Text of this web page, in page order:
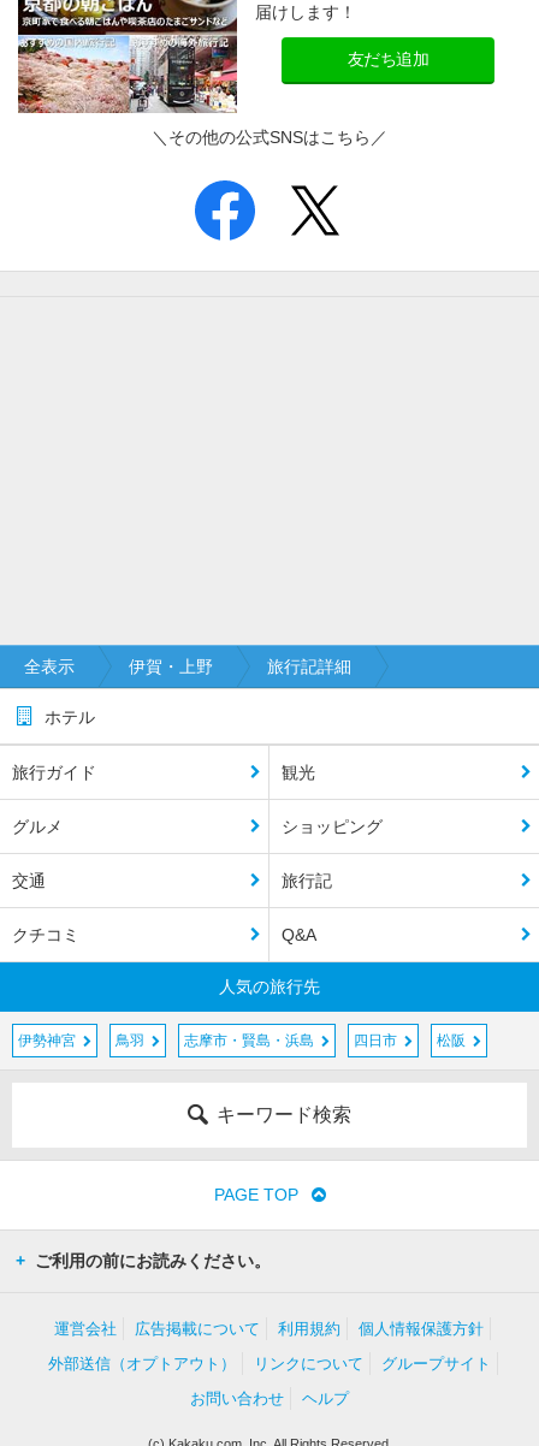
届けします！
友だち追加
＼その他の公式SNSはこちら／
全表示 伊賀・上野 旅行記詳細
ホテル
旅行ガイド 観光
グルメ ショッピング
交通 旅行記
クチコミ Q&A
人気の旅行先
伊勢神宮 鳥羽 志摩市・賢島・浜島 四日市 松阪
キーワード検索
PAGE TOP
ご利用の前にお読みください。
運営会社 広告掲載について 利用規約
個人情報保護方針
外部送信（オプトアウト）
リンクについて
グループサイト
お問い合わせ
ヘルプ